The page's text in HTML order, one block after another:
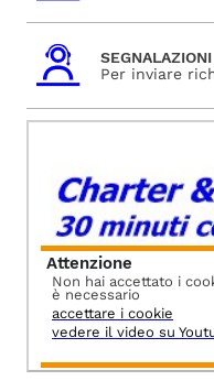
SEGNALAZIONI
Per inviare
Attenzione
Non hai accettato i
è necessario
accettare i cookie
vedere il video su